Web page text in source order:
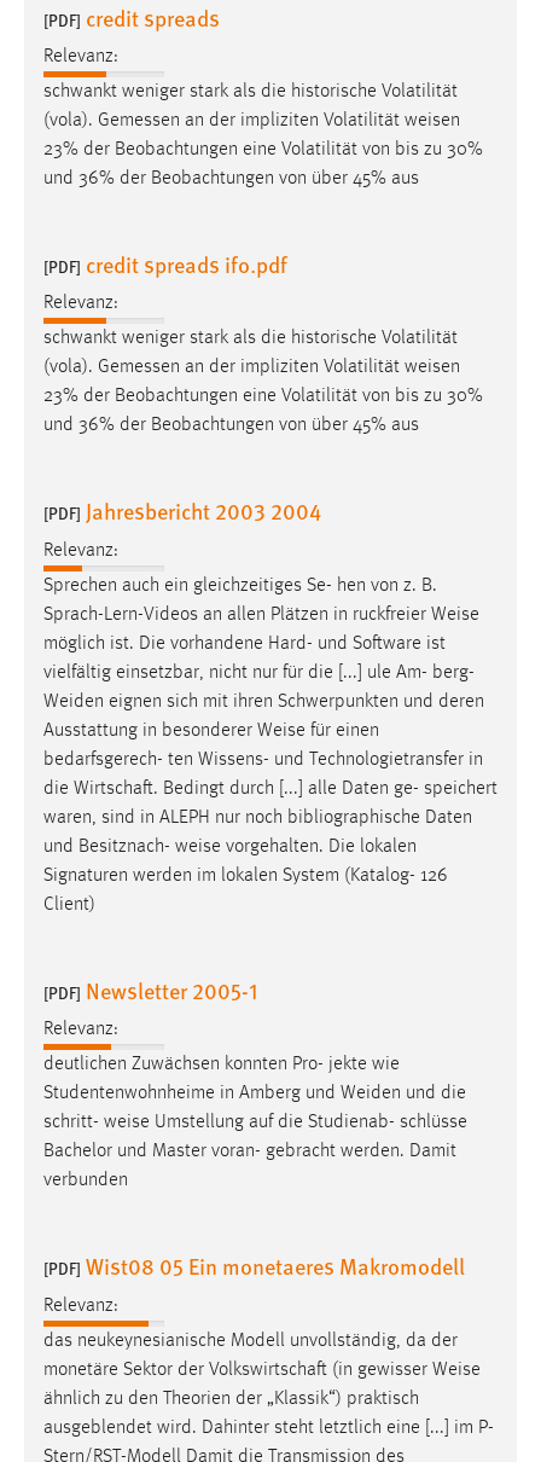
[PDF] credit spreads
Relevanz:
schwankt weniger stark als die historische Volatilität
(vola). Gemessen an der impliziten Volatilität weisen
23% der Beobachtungen eine Volatilität von bis zu 30%
und 36% der Beobachtungen von über 45% aus
[PDF] credit spreads ifo.pdf
Relevanz:
schwankt weniger stark als die historische Volatilität
(vola). Gemessen an der impliziten Volatilität weisen
23% der Beobachtungen eine Volatilität von bis zu 30%
und 36% der Beobachtungen von über 45% aus
[PDF] Jahresbericht 2003 2004
Relevanz:
Sprechen auch ein gleichzeitiges Se- hen von z. B.
Sprach-Lern-Videos an allen Plätzen in ruckfreier Weise
möglich ist. Die vorhandene Hard- und Software ist
vielfältig einsetzbar, nicht nur für die [...] ule Am- berg-
Weiden eignen sich mit ihren Schwerpunkten und deren
Ausstattung in besonderer Weise für einen
bedarfsgerech- ten Wissens- und Technologietransfer in
die Wirtschaft. Bedingt durch [...] alle Daten ge- speichert
waren, sind in ALEPH nur noch bibliographische Daten
und Besitznach- weise vorgehalten. Die lokalen
Signaturen werden im lokalen System (Katalog- 126
Client)
[PDF] Newsletter 2005-1
Relevanz:
deutlichen Zuwächsen konnten Pro- jekte wie
Studentenwohnheime in Amberg und Weiden und die
schritt- weise Umstellung auf die Studienab- schlüsse
Bachelor und Master voran- gebracht werden. Damit
verbunden
[PDF] Wist08 05 Ein monetaeres Makromodell
Relevanz:
das neukeynesianische Modell unvollständig, da der
monetäre Sektor der Volkswirtschaft (in gewisser Weise
ähnlich zu den Theorien der „Klassik“) praktisch
ausgeblendet wird. Dahinter steht letztlich eine [...] im P-
Stern/RST-Modell Damit die Transmission des